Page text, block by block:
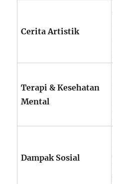
Cerita Artistik
Terapi & Kesehatan
Mental
Dampak Sosial